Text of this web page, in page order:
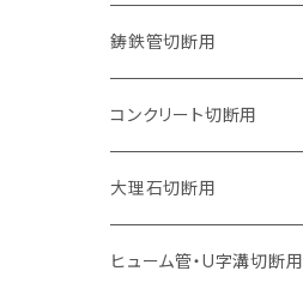
セグメントタイプ（ビス穴付き
セグメントタイプ
180mm（7インチ）
セグメントタイプ
205mm（8インチ）
セグメントタイプ
230mm（9インチ）
セグメントタイプ
305mm（12インチ）
ウェーブタイプ
セグメントタイプ
ウェーブタイプ
150mm（6インチ）
セグメントタイプ
ウェーブタイプ
180mm（7インチ）
セグメントタイプ
ウェーブタイプ
205mm（8インチ）
セグメントタイプ
230mm（9インチ）
セグメントタイプ
ウェーブタイプ
125mm（5インチ）
セグメントタイプ
ウェーブタイプ
150mm（6インチ）
セグメントタイプ
ウェーブタイプ
180mm（7インチ）
セグメントタイプ
205mm（8インチ）
105mm（4インチ）
セグメントタイプ
セグメントタイプ（ビス穴付き
125mm（5インチ）
セグメントタイプ
セグメントタイプ（ビス穴付き
150mm（6インチ）
セグメントタイプ
180mm（7インチ）
鋳鉄管切断用
105mm（4インチ）
セグメントタイプ
セグメントタイプ（ビス穴付き
125mm（5インチ）
セグメントタイプ
150mm（6インチ）
コンクリート切断用
105mm（4インチ）
セグメントタイプ
125mm（5インチ）
大理石切断用
125mm（5インチ）
ヒューム管・U字溝切断用